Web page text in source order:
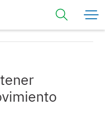
Movimiento Animal